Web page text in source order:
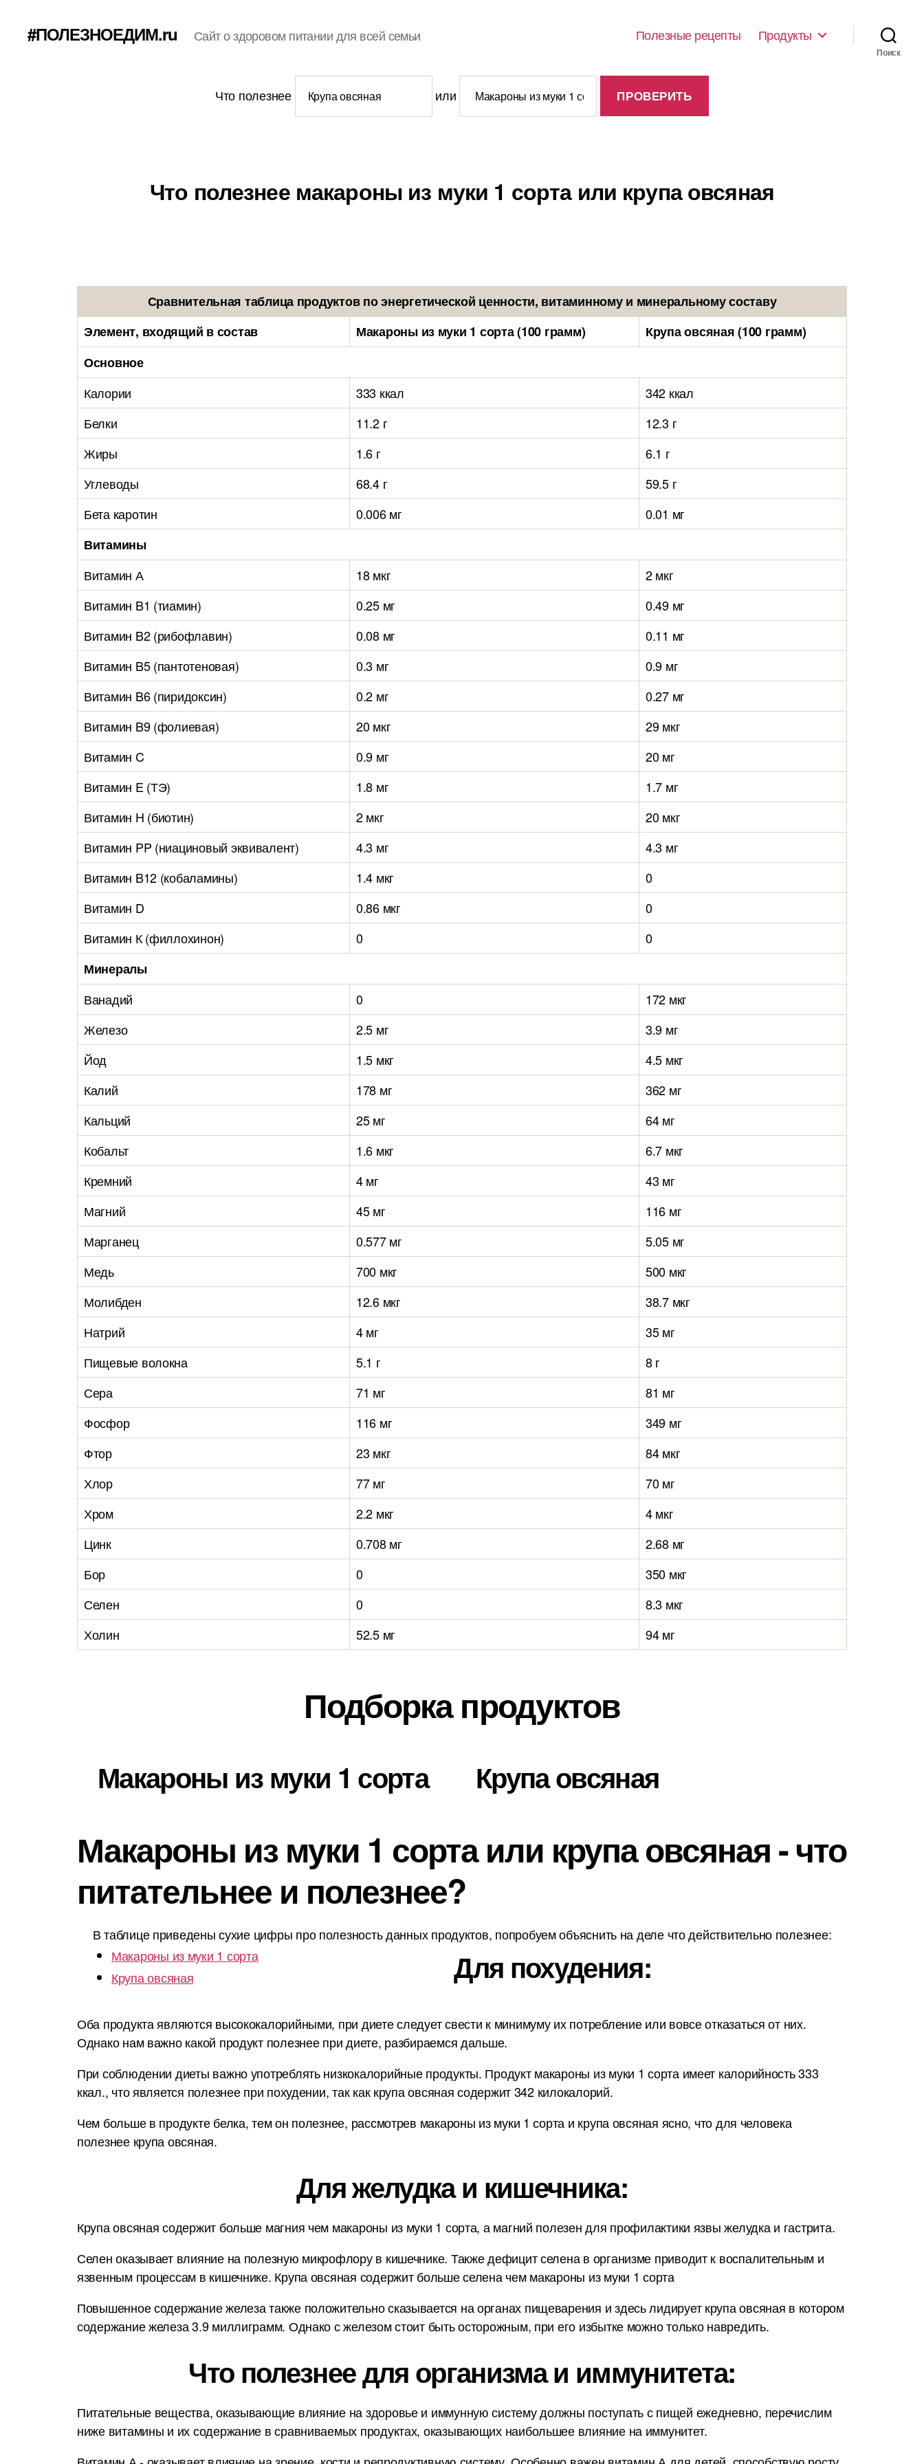
#ПОЛЕЗНОЕДИМ.ru Сайт о здоровом питании для всей семьи Полезные рецепты Продукты
Поиск
Что полезнее или
Что полезнее макароны из муки 1 сорта или крупа овсяная
Сравнительная таблица продуктов по энергетической ценности, витаминному и минеральному составу
Элемент, входящий в состав
Макароны из муки 1 сорта (100 грамм)
Крупа овсяная (100 грамм)
Основное
Калории
333 ккал
342 ккал
Белки
11.2 г
12.3 г
Жиры
1.6 г
6.1 г
Углеводы
68.4 г
59.5 г
Бета каротин
0.006 мг
0.01 мг
Витамины
Витамин А
18 мкг
2 мкг
Витамин B1 (тиамин)
0.25 мг
0.49 мг
Витамин B2 (рибофлавин)
0.08 мг
0.11 мг
Витамин B5 (пантотеновая)
0.3 мг
0.9 мг
Витамин B6 (пиридоксин)
0.2 мг
0.27 мг
Витамин B9 (фолиевая)
20 мкг
29 мкг
Витамин C
0.9 мг
20 мг
Витамин E (ТЭ)
1.8 мг
1.7 мг
Витамин H (биотин)
2 мкг
20 мкг
Витамин PP (ниациновый эквивалент)
4.3 мг
4.3 мг
Витамин B12 (кобаламины)
1.4 мкг
0
Витамин D
0.86 мкг
0
Витамин К (филлохинон)
0
0
Минералы
Ванадий
0
172 мкг
Железо
2.5 мг
3.9 мг
Йод
1.5 мкг
4.5 мкг
Калий
178 мг
362 мг
Кальций
25 мг
64 мг
Кобальт
1.6 мкг
6.7 мкг
Кремний
4 мг
43 мг
Магний
45 мг
116 мг
Марганец
0.577 мг
5.05 мг
Медь
700 мкг
500 мкг
Молибден
12.6 мкг
38.7 мкг
Натрий
4 мг
35 мг
Пищевые волокна
5.1 г
8 г
Сера
71 мг
81 мг
Фосфор
116 мг
349 мг
Фтор
23 мкг
84 мкг
Хлор
77 мг
70 мг
Хром
2.2 мкг
4 мкг
Цинк
0.708 мг
2.68 мг
Бор
0
350 мкг
Селен
0
8.3 мкг
Холин
52.5 мг 94 мг
Подборка продуктов
Макароны из муки 1 сорта Крупа овсяная
Макароны из муки 1 сорта или крупа овсяная - что
питательнее и полезнее?
В таблице приведены сухие цифры про полезность данных продуктов, попробуем объяснить на деле что действительно полезнее:
Макароны из муки 1 сорта
Крупа овсяная
Для похудения:
Оба продукта являются высококалорийными, при диете следует свести к минимуму их потребление или вовсе отказаться от них.
Однако нам важно какой продукт полезнее при диете, разбираемся дальше.
При соблюдении диеты важно употреблять низкокалорийные продукты. Продукт макароны из муки 1 сорта имеет калорийность 333
ккал., что является полезнее при похудении, так как крупа овсяная содержит 342 килокалорий.
Чем больше в продукте белка, тем он полезнее, рассмотрев макароны из муки 1 сорта и крупа овсяная ясно, что для человека
полезнее крупа овсяная.
Для желудка и кишечника:
Крупа овсяная содержит больше магния чем макароны из муки 1 сорта, а магний полезен для профилактики язвы желудка и гастрита.
Селен оказывает влияние на полезную микрофлору в кишечнике. Также дефицит селена в организме приводит к воспалительным и
язвенным процессам в кишечнике. Крупа овсяная содержит больше селена чем макароны из муки 1 сорта
Повышенное содержание железа также положительно сказывается на органах пищеварения и здесь лидирует крупа овсяная в котором
содержание железа 3.9 миллиграмм. Однако с железом стоит быть осторожным, при его избытке можно только навредить.
Что полезнее для организма и иммунитета:
Питательные вещества, оказывающие влияние на здоровье и иммунную систему должны поступать с пищей ежедневно, перечислим
ниже витамины и их содержание в сравниваемых продуктах, оказывающих наибольшее влияние на иммунитет.